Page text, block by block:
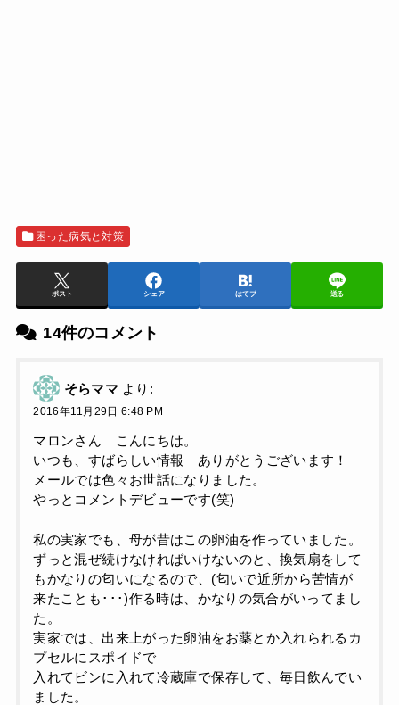
困った病気と対策
ポスト シェア はてブ 送る
14件のコメント
そらママ より:
2016年11月29日 6:48 PM
マロンさん こんにちは。
いつも、すばらしい情報 ありがとうございます！
メールでは色々お世話になりました。
やっとコメントデビューです(笑)
私の実家でも、母が昔はこの卵油を作っていました。
ずっと混ぜ続けなければいけないのと、換気扇をして
もかなりの匂いになるので、(匂いで近所から苦情が
来たことも･･･)作る時は、かなりの気合がいってまし
た。
実家では、出来上がった卵油をお薬とか入れられるカ
プセルにスポイドで
入れてビンに入れて冷蔵庫で保存して、毎日飲んでい
ました。